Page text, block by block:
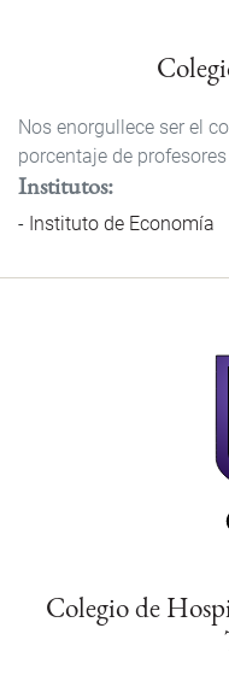
Nos enorgullece ser el
porcentaje de
Institutos
Instituto de Economía
Colegio de